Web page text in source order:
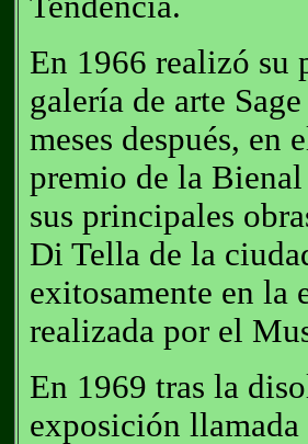
En 1966 realizó su
galería de arte
meses después,
premio de la
sus principales
Di Tella de la
exitosamente en
realizada por el
En 1969 tras la
exposición